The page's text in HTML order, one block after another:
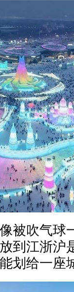
被吹气球
到江浙
划给一座